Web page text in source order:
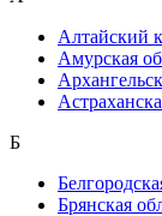
Алтайский
Амурская
Б
Брянская